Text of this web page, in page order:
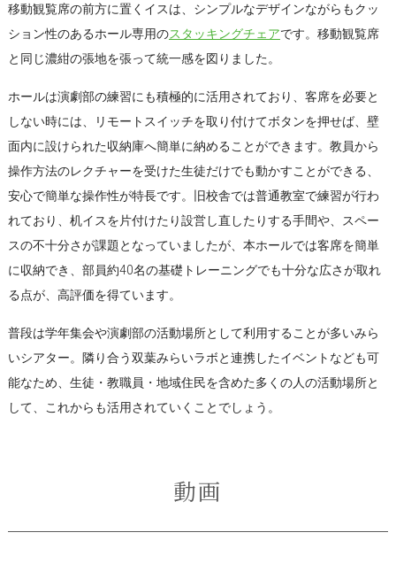
移動観覧席の前方に置くイスは、シンプルなデザインながらもクッ
ション性のあるホール専用のスタッキングチェアです。移動観覧席
と同じ濃紺の張地を張って統一感を図りました。
ホールは演劇部の練習にも積極的に活用されており、客席を必要と
しない時には、リモートスイッチを取り付けてボタンを押せば、壁
面内に設けられた収納庫へ簡単に納めることができます。教員から
操作方法のレクチャーを受けた生徒だけでも動かすことができる、
安心で簡単な操作性が特長です。旧校舎では普通教室で練習が行わ
れており、机イスを片付けたり設営し直したりする手間や、スペー
スの不十分さが課題となっていましたが、本ホールでは客席を簡単
に収納でき、部員約40名の基礎トレーニングでも十分な広さが取れ
る点が、高評価を得ています。
普段は学年集会や演劇部の活動場所として利用することが多いみら
いシアター。隣り合う双葉みらいラボと連携したイベントなども可
能なため、生徒・教職員・地域住民を含めた多くの人の活動場所と
して、これからも活用されていくことでしょう。
動画